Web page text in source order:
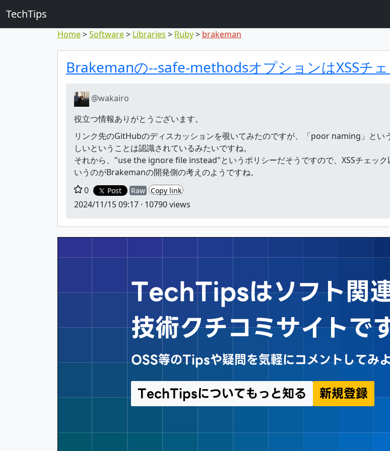
TechTips
Home
Software Libraries Ruby brakeman
対象のコメント
トピックと対象コメント
Brakemanの--safe-methodsオプションはXSSチ
@wakairo
役立つ情報ありがとうございます。
リンク先のGitHubのディスカッションを覗いてみたのですが、「poor naming」とい
しいということは認識されているみたいですね。
それから、"use the ignore file instead"というポリシーだそうですので、XSSチェッ
いうのがBrakemanの開発側の考えのようですね。
0
Post Raw Copy link
2024/11/15 09:17 · 10790 views
TechTipsはソフト関
技術クチコミサイトで
OSS等のTipsや疑問を気軽にコメントしてみ
TechTipsについてもっと知る
新規登録